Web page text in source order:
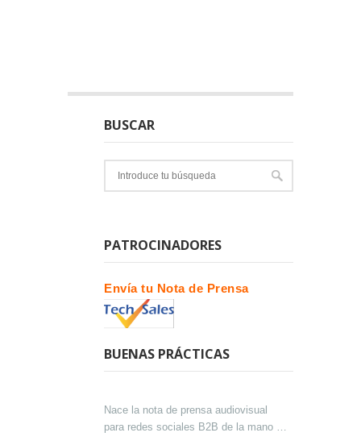
BUSCAR
PATROCINADORES
Envía tu Nota de Prensa
BUENAS PRÁCTICAS
Nace la nota de prensa audiovisual
para redes sociales B2B de la mano de